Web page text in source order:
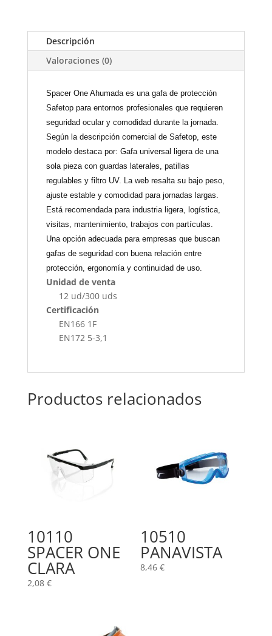
Descripción
Valoraciones (0)
Spacer One Ahumada es una gafa de protección
Safetop para entornos profesionales que requieren
seguridad ocular y comodidad durante la jornada.
Según la descripción comercial de Safetop, este
modelo destaca por: Gafa universal ligera de una
sola pieza con guardas laterales, patillas
regulables y filtro UV. La web resalta su bajo peso,
ajuste estable y comodidad para jornadas largas.
Está recomendada para industria ligera, logística,
visitas, mantenimiento, trabajos con partículas.
Una opción adecuada para empresas que buscan
gafas de seguridad con buena relación entre
protección, ergonomía y continuidad de uso.
Unidad de venta
12 ud/300 uds
Certificación
EN166 1F
EN172 5-3,1
Productos relacionados
10110
SPACER ONE
CLARA
2,08 €
10510
PANAVISTA
8,46€